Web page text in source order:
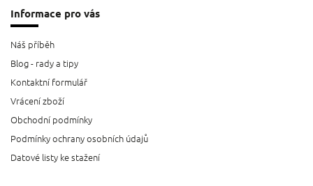
Informace pro vás
Náš příběh
Blog - rady a tipy
Kontaktní formulář
Vrácení zboží
Obchodní podmínky
Podmínky ochrany osobních údajů
Datové listy ke stažení